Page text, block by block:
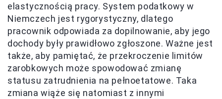
elastycznością pracy. System podatkowy w
Niemczech jest rygorystyczny, dlatego
pracownik odpowiada za dopilnowanie, aby jego
dochody były prawidłowo zgłoszone. Ważne jest
także, aby pamiętać, że przekroczenie limitów
zarobkowych może spowodować zmianę
statusu zatrudnienia na pełnoetatowe. Taka
zmiana wiąże się natomiast z innymi